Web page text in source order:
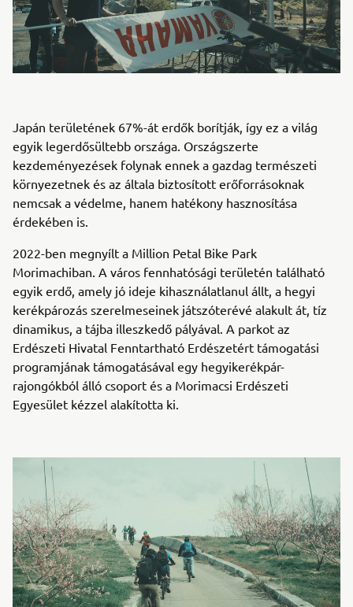
Japán területének 67%-át erdők borítják, így ez a világ
egyik legerdősültebb országa. Országszerte
kezdeményezések folynak ennek a gazdag természeti
környezetnek és az általa biztosított erőforrásoknak
nemcsak a védelme, hanem hatékony hasznosítása
érdekében is.
2022-ben megnyílt a Million Petal Bike Park
Morimachiban. A város fennhatósági területén található
egyik erdő, amely jó ideje kihasználatlanul állt, a hegyi
kerékpározás szerelmeseinek játszóterévé alakult át, tíz
dinamikus, a tájba illeszkedő pályával. A parkot az
Erdészeti Hivatal Fenntartható Erdészetért támogatási
programjának támogatásával egy hegyikerékpár-
rajongókból álló csoport és a Morimacsi Erdészeti
Egyesület kézzel alakította ki.